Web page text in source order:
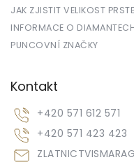
JAK ZJISTIT VELIKOST
INFORMACE O
PUNCOVNÍ ZNAČKY
Kontakt
+420 571 612 571
+420 571 423 423